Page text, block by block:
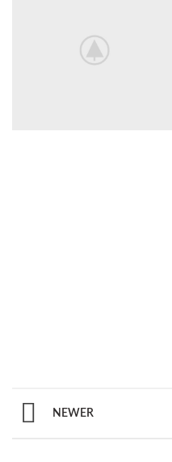
NEWER